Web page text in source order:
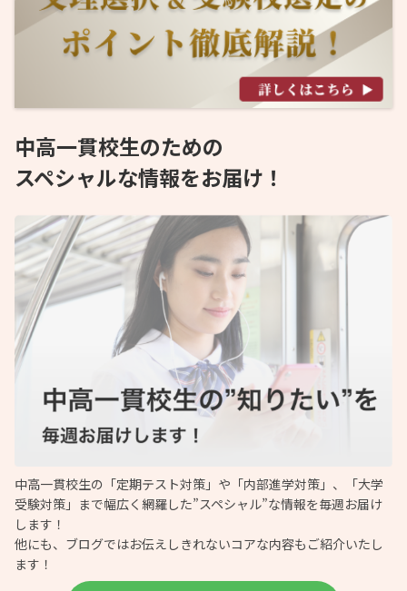
中高一貫校生のための
スペシャルな情報をお届け！
中高一貫校生の「定期テスト対策」や「内部進学対策」、「大学
受験対策」まで幅広く網羅した”スペシャル”な情報を毎週お届け
します！
他にも、ブログではお伝えしきれないコアな内容もご紹介いたし
ます！